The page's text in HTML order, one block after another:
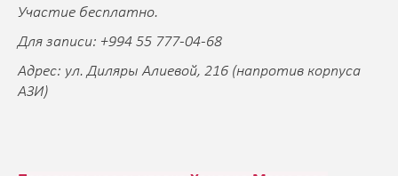
Участие бесплатно.
Для записи: +994 55 777-04-68
Адрес: ул. Диляры Алиевой, 216 (напротив корпуса
АЗИ)